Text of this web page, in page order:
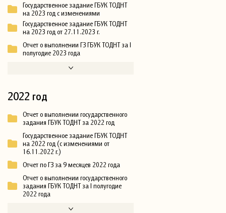
Государственное задание ГБУК ТОДНТ
на 2023 год с изменениями
Государственное задание ГБУК ТОДНТ
на 2023 год от 27.11.2023 г.
Отчет о выполнении ГЗ ГБУК ТОДНТ за I
полугодие 2023 года
2022 год
Отчет о выполнении государственного
задания ГБУК ТОДНТ за 2022 год
Государственное задание ГБУК ТОДНТ
на 2022 год (с изменениями от
16.11.2022 г.)
Отчет по ГЗ за 9 месяцев 2022 года
Отчет о выполнении государственного
задания ГБУК ТОДНТ за I полугодие
2022 года